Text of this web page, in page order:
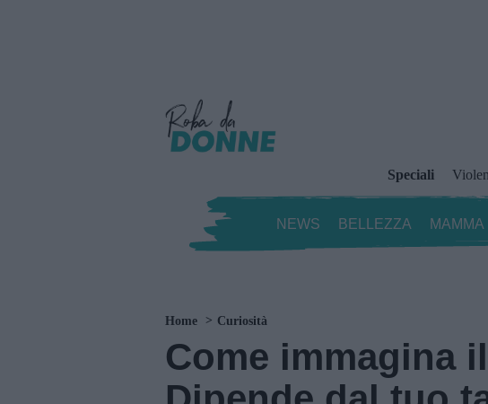
Speciali
NEWS BELLEZZA MAMMA
Home Curiosità
Come immagina